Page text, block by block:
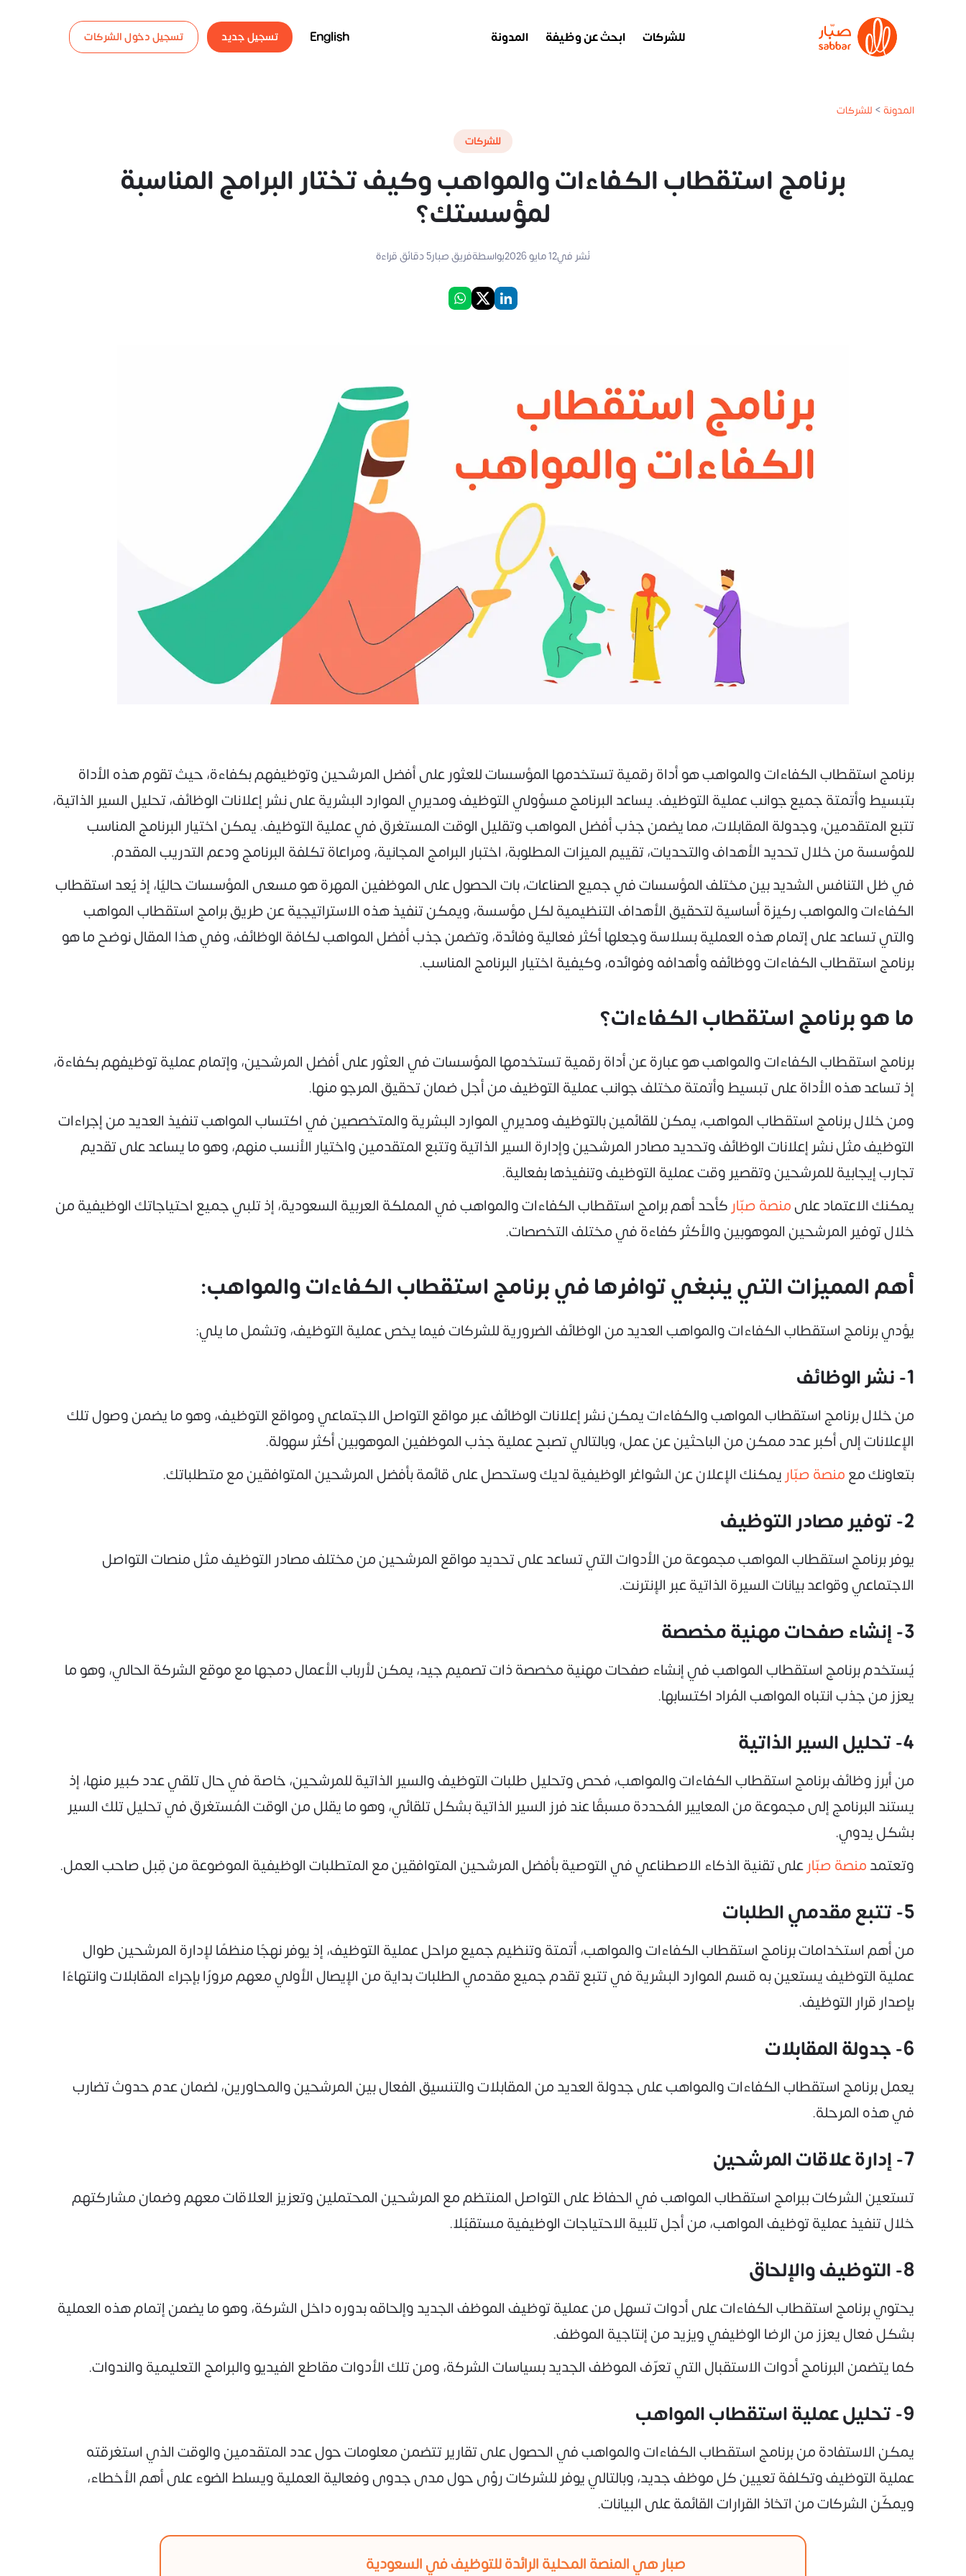
للشركات ابحث عن وظيفة المدونة English تسجيل جديد تسجيل دخول الشركات
المدونة> للشركات
للشركات
برنامج استقطاب الكفاءات والمواهب وكيف تختار البرامج المناسبة
لمؤسستك؟
نُشر في12 مايو 2026 بواسطةفريق صبار5دقائق قراءة
برنامج استقطاب الكفاءات والمواهب هو أداة رقمية تستخدمها المؤسسات للعثور على أفضل المرشحين وتوظيفهم بكفاءة، حيث تقوم هذه الأداة
بتبسيط وأتمتة جميع جوانب عملية التوظيف. يساعد البرنامج مسؤولي التوظيف ومديري الموارد البشرية على نشر إعلانات الوظائف، تحليل السير الذاتية،
تتبع المتقدمين، وجدولة المقابلات، مما يضمن جذب أفضل المواهب وتقليل الوقت المستغرق في عملية التوظيف. يمكن اختيار البرنامج المناسب
للمؤسسة من خلال تحديد الأهداف والتحديات، تقييم الميزات المطلوبة، اختبار البرامج المجانية، ومراعاة تكلفة البرنامج ودعم التدريب المقدم.
في ظل التنافس الشديد بين مختلف المؤسسات في جميع الصناعات، بات الحصول على الموظفين المهرة هو مسعى المؤسسات حاليًا، إذ يُعد استقطاب
الكفاءات والمواهب ركيزة أساسية لتحقيق الأهداف التنظيمية لكل مؤسسة، ويمكن تنفيذ هذه الاستراتيجية عن طريق برامج استقطاب المواهب
والتي تساعد على إتمام هذه العملية بسلاسة وجعلها أكثر فعالية وفائدة، وتضمن جذب أفضل المواهب لكافة الوظائف، وفي هذا المقال نوضح ما هو
برنامج استقطاب الكفاءات ووظائفه وأهدافه وفوائده، وكيفية اختيار البرنامج المناسب.
ما هو برنامج استقطاب الكفاءات؟
برنامج استقطاب الكفاءات والمواهب هو عبارة عن أداة رقمية تستخدمها المؤسسات في العثور على أفضل المرشحين، وإتمام عملية توظيفهم بكفاءة،
إذ تساعد هذه الأداة على تبسيط وأتمتة مختلف جوانب عملية التوظيف من أجل ضمان تحقيق المرجو منها.
ومن خلال برنامج استقطاب المواهب، يمكن للقائمين بالتوظيف ومديري الموارد البشرية والمتخصصين في اكتساب المواهب تنفيذ العديد من إجراءات
التوظيف مثل نشر إعلانات الوظائف وتحديد مصادر المرشحين وإدارة السير الذاتية وتتبع المتقدمين واختيار الأنسب منهم، وهو ما يساعد على تقديم
تجارب إيجابية للمرشحين وتقصير وقت عملية التوظيف وتنفيذها بفعالية.
يمكنك الاعتماد علىمنصة صبّار كأحد أهم برامج استقطاب الكفاءات والمواهب في المملكة العربية السعودية، إذ تلبي جميع احتياجاتك الوظيفية من
خلال توفير المرشحين الموهوبين والأكثر كفاءة في مختلف التخصصات.
أهم المميزات التي ينبغي توافرها في برنامج استقطاب الكفاءات والمواهب:
يؤدي برنامج استقطاب الكفاءات والمواهب العديد من الوظائف الضرورية للشركات فيما يخص عملية التوظيف، وتشمل ما يلي:
1- نشر الوظائف
من خلال برنامج استقطاب المواهب والكفاءات يمكن نشر إعلانات الوظائف عبر مواقع التواصل الاجتماعي ومواقع التوظيف، وهو ما يضمن وصول تلك
الإعلانات إلى أكبر عدد ممكن من الباحثين عن عمل، وبالتالي تصبح عملية جذب الموظفين الموهوبين أكثر سهولة.
بتعاونك معمنصة صبّار يمكنك الإعلان عن الشواغر الوظيفية لديك وستحصل على قائمة بأفضل المرشحين المتوافقين مع متطلباتك.
2- توفير مصادر التوظيف
يوفر برنامج استقطاب المواهب مجموعة من الأدوات التي تساعد على تحديد مواقع المرشحين من مختلف مصادر التوظيف مثل منصات التواصل
الاجتماعي وقواعد بيانات السيرة الذاتية عبر الإنترنت.
3- إنشاء صفحات مهنية مخصصة
يُستخدم برنامج استقطاب المواهب في إنشاء صفحات مهنية مخصصة ذات تصميم جيد، يمكن لأرباب الأعمال دمجها مع موقع الشركة الحالي، وهو ما
يعزز من جذب انتباه المواهب المُراد اكتسابها.
4- تحليل السير الذاتية
من أبرز وظائف برنامج استقطاب الكفاءات والمواهب، فحص وتحليل طلبات التوظيف والسير الذاتية للمرشحين، خاصة في حال تلقي عدد كبير منها، إذ
يستند البرنامج إلى مجموعة من المعايير المُحددة مسبقًا عند فرز السير الذاتية بشكل تلقائي، وهو ما يقلل من الوقت المُستغرق في تحليل تلك السير
بشكل يدوي.
وتعتمدمنصة صبّارعلى تقنية الذكاء الاصطناعي في التوصية بأفضل المرشحين المتوافقين مع المتطلبات الوظيفية الموضوعة من قِبل صاحب العمل.
5- تتبع مقدمي الطلبات
من أهم استخدامات برنامج استقطاب الكفاءات والمواهب، أتمتة وتنظيم جميع مراحل عملية التوظيف، إذ يوفر نهجًا منظمًا لإدارة المرشحين طوال
عملية التوظيف يستعين به قسم الموارد البشرية في تتبع تقدم جميع مقدمي الطلبات بداية من الإيصال الأولي معهم مرورًا بإجراء المقابلات وانتهاءًا
بإصدار قرار التوظيف.
6- جدولة المقابلات
يعمل برنامج استقطاب الكفاءات والمواهب على جدولة العديد من المقابلات والتنسيق الفعال بين المرشحين والمحاورين، لضمان عدم حدوث تضارب
في هذه المرحلة.
7- إدارة علاقات المرشحين
تستعين الشركات ببرامج استقطاب المواهب في الحفاظ على التواصل المنتظم مع المرشحين المحتملين وتعزيز العلاقات معهم وضمان مشاركتهم
خلال تنفيذ عملية توظيف المواهب، من أجل تلبية الاحتياجات الوظيفية مستقبًلا.
8- التوظيف والإلحاق
يحتوي برنامج استقطاب الكفاءات على أدوات تسهل من عملية توظيف الموظف الجديد وإلحاقه بدوره داخل الشركة، وهو ما يضمن إتمام هذه العملية
بشكل فعال يعزز من الرضا الوظيفي ويزيد من إنتاجية الموظف.
كما يتضمن البرنامج أدوات الاستقبال التي تعرّف الموظف الجديد بسياسات الشركة، ومن تلك الأدوات مقاطع الفيديو والبرامج التعليمية والندوات.
9- تحليل عملية استقطاب المواهب
يمكن الاستفادة من برنامج استقطاب الكفاءات والمواهب في الحصول على تقارير تتضمن معلومات حول عدد المتقدمين والوقت الذي استغرقته
عملية التوظيف وتكلفة تعيين كل موظف جديد، وبالتالي يوفر للشركات رؤى حول مدى جدوى وفعالية العملية ويسلط الضوء على أهم الأخطاء،
ويمكّن الشركات من اتخاذ القرارات القائمة على البيانات.
صبار هي المنصة المحلية الرائدة للتوظيف في السعودية